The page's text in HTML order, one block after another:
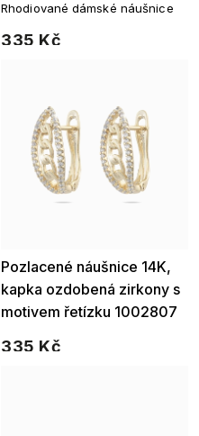
335 Kč
Rhodiované dámské náušnice
Pozlacené náušnice 14K,
kapka ozdobená zirkony s
motivem řetízku 1002807
335 Kč